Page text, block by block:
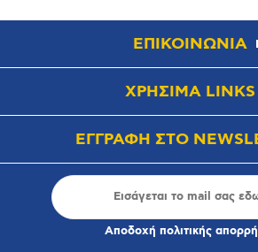
ΕΠΙΚΟΙΝΩΝΙΑ
ΧΡΗΣΙΜΑ LINKS
ΕΓΓΡΑΦΗ ΣΤΟ
Αποδοχή πολιτικής